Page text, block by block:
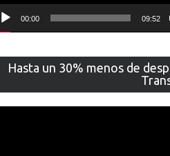
00:00 09:52
Hasta un 30% menos de